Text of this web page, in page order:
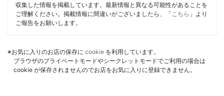
収集した情報を掲載しています。最新情報と異なる可能性があることを
ご理解ください。掲載情報に間違いがございましたら、「 こちら 」より
ご報告をお願いします。
※お気に入りのお店の保存に cookie を利用しています。
ブラウザのプライベートモードやシークレットモードでご利用の場合は
cookie が保存されませんのでお店をお気に入りに登録できません。